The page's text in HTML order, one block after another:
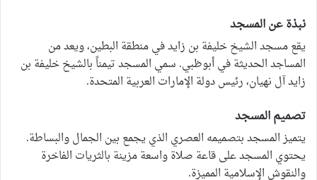
نبذة عن المسجد
يقع مسجد الشيخ خليفة بن زايد في منطقة البطين، ويعد من
المساجد الحديثة في أبوظبي. سمي المسجد تيمناً بالشيخ خليفة بن
زايد آل نهيان، رئيس دولة الإمارات العربية المتحدة.
تصميم المسجد
يتميز المسجد بتصميمه العصري الذي يجمع بين الجمال والبساطة.
يحتوي المسجد على قاعة صلاة واسعة مزينة بالثريات الفاخرة
والنقوش الإسلامية المميزة.